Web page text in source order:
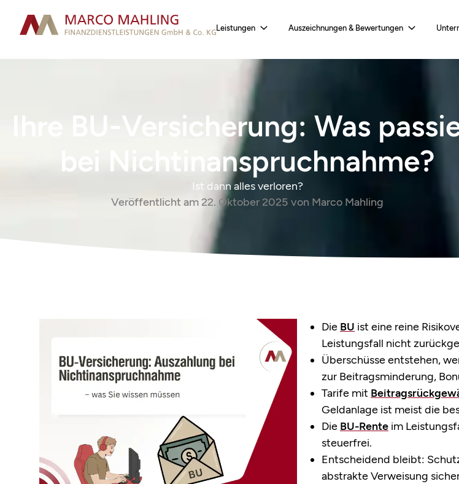
Leistungen Auszeichnungen & Bewertungen
Ihre BU-Versicherung: Was
bei Nichtinanspruchnahme?
Ist dann alles verloren?
Veröffentlicht am22. Oktober 2025 von Marco Mahling
Die BU ist eine reine
Leistungsfall nicht
Überschüsse entstehen,
zur Beitragsminderung,
Tarife mit
Geldanlage ist meist die
Die BU-Rente im
steuerfrei.
Entscheidend bleibt:
abstrakte Verweisung